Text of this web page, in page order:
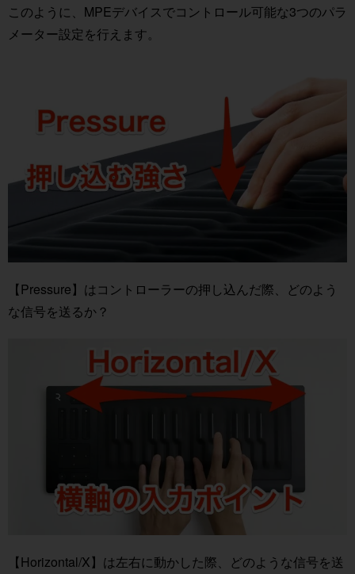
このように、MPEデバイスでコントロール可能な3つのパラ
メーター設定を行えます。
【Pressure】はコントローラーの押し込んだ際、どのよう
な信号を送るか？
【Horizontal/X】は左右に動かした際、どのような信号を送